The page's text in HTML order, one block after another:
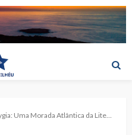
Morada Atlântica da Literatura, por Diniz Borges